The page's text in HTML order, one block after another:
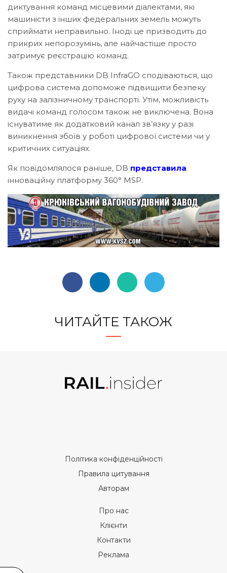
диктування команд місцевими діалектами, які
машиністи з інших федеральних земель можуть
сприймати неправильно. Іноді це призводить до
прикрих непорозумінь, але найчастіше просто
затримує реєстрацію команд.
Також представники DB InfraGO сподіваються, що
цифрова система допоможе підвищити безпеку
руху на залізничному транспорті. Утім, можливість
видачі команд голосом також не виключена. Вона
існуватиме як додатковий канал зв’язку у разі
виникнення збоїв у роботі цифрової системи чи у
критичних ситуаціях.
Як повідомлялося раніше, DB представила
інноваційну платформу 360° MSP.
ЧИТАЙТЕ ТАКОЖ
Політика конфіденційності
Правила цитування
Авторам
Про нас
Клієнти
Контакти
Реклама